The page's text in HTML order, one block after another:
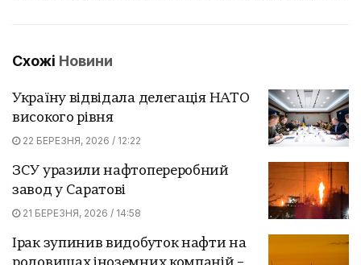
Схожі Новини
Україну відвідала делегація НАТО
високого рівня
22 БЕРЕЗНЯ, 2026 / 12:22
ЗСУ уразили нафтопереробний
завод у Саратові
21 БЕРЕЗНЯ, 2026 / 14:58
Ірак зупинив видобуток нафти на